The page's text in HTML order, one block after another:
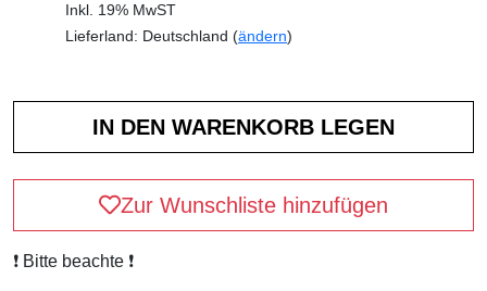
Inkl. 19% MwST
Lieferland: Deutschland (ändern)
Zur Wunschliste hinzufügen
❗️ Bitte beachte ❗️